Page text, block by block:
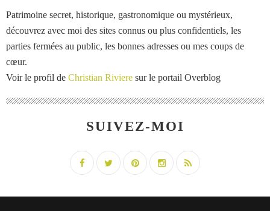
Patrimoine secret, historique, gastronomique ou mystérieux,
découvrez avec moi des sites connus ou plus confidentiels, les
parties fermées au public, les bonnes adresses ou mes coups de
cœur.
Voir le profil de Christian Riviere sur le portail Overblog
SUIVEZ-MOI